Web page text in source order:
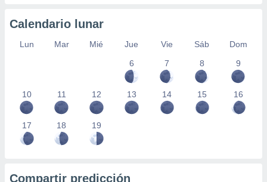
Calendario lunar
Lun Mar Mié Jue Vie Sáb
Dom
6
7 8 9
10 11 12 13 14 15 16
17 18 19
Compartir predicción